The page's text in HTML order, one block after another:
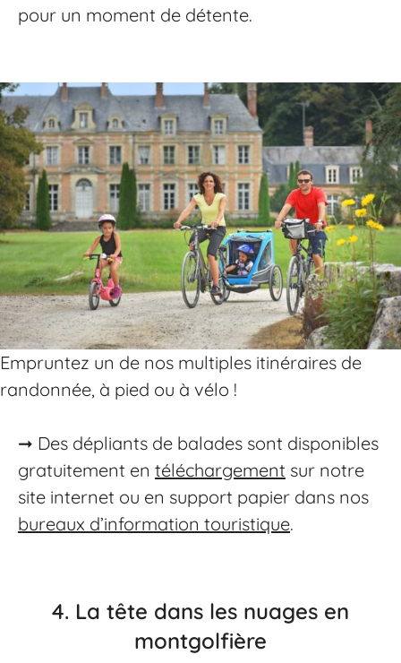
pour un moment de détente.
Empruntez un de nos multiples itinéraires de
randonnée, à pied ou à vélo !
➞ Des dépliants de balades sont disponibles
gratuitement en téléchargement sur notre
site internet ou en support papier dans nos
bureaux d’information touristique.
4. La tête dans les nuages en
montgolfière